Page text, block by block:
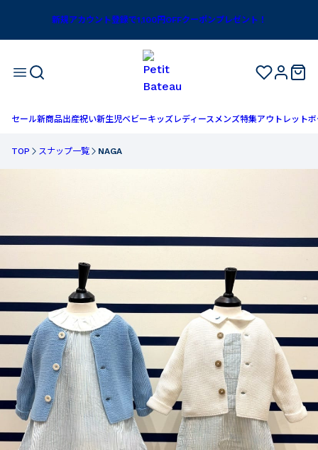
新規アカウント登録で1,100円OFFクーポンプレゼント！
セール新商品出産祝い新生児ベビーキッズ レディースメンズ特集アウトレットボ
TOP スナップ一覧 NAGA